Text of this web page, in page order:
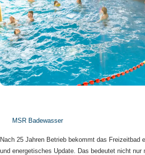
MSR Badewasser
Nach 25 Jahren Betrieb bekommt das Freizeitbad
und energetisches Update. Das bedeutet nicht nur